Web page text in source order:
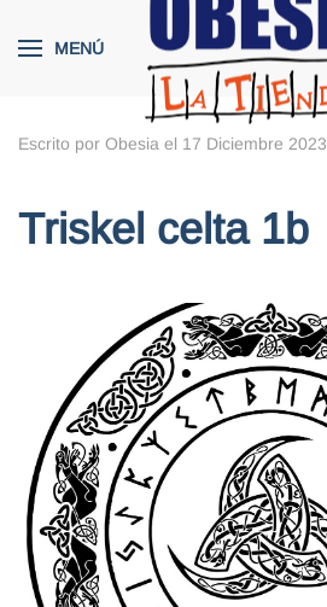
Skip to main content
MENÚ
Escrito por Obesia el 17 Diciembre 2023
Triskel celta 1b